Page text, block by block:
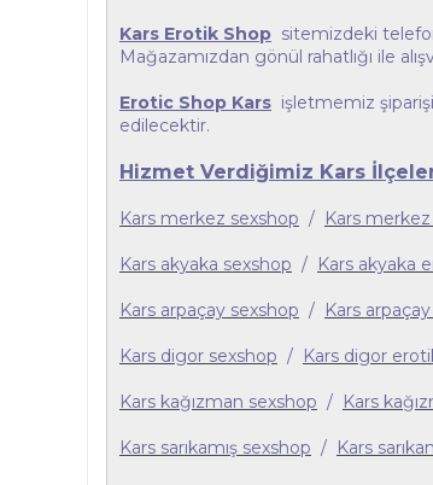
Kars Erotik Shop sitemizdeki
Mağazamızdan gönül rahatlığı ile
Erotic Shop Kars işletmemiz
edilecektir.
Hizmet Verdiğimiz Kars
Kars merkez sexshop / Kars
Kars akyaka sexshop / Kars akyaka
Kars arpaçay sexshop / Kars
Kars digor sexshop / Kars digor
Kars kağızman sexshop / Kars
Kars sarıkamış sexshop / Kars